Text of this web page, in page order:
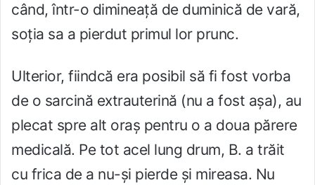
când, într-o dimineață de duminică de vară,
soția sa a pierdut primul lor prunc.
Ulterior, fiindcă era posibil să fi fost vorba
de o sarcină extrauterină (nu a fost așa), au
plecat spre alt oraș pentru o a doua părere
medicală. Pe tot acel lung drum, B. a trăit
cu frica de a nu-și pierde și mireasa. Nu